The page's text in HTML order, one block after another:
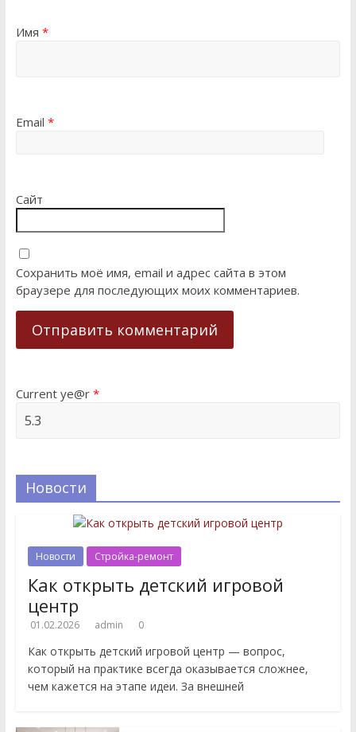
Имя *
Email *
Сайт
Сохранить моё имя, email и адрес сайта в этом
браузере для последующих моих комментариев.
Current ye@r *
Новости
Новости Стройка-ремонт
Как открыть детский игровой
центр
01.02.2026 admin 0
Как открыть детский игровой центр — вопрос,
который на практике всегда оказывается сложнее,
чем кажется на этапе идеи. За внешней